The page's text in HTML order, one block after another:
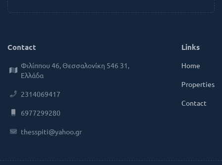
Contact
Φιλίππου 46, Θεσσαλονίκη 546 31,
Ελλάδα
2314069417
6977299280
thesspiti@yahoo.gr
Links
Home
Properties
Contact